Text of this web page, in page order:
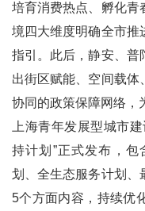
培育消费热点、孵化青
境四大维度明确全市推
指引。此后，静安、普
出街区赋能、空间载体
协同的政策保障网络，
上海青年发展型城市
持计划”正式发布，
划、全生态服务计划、
5个方面内容，持续优